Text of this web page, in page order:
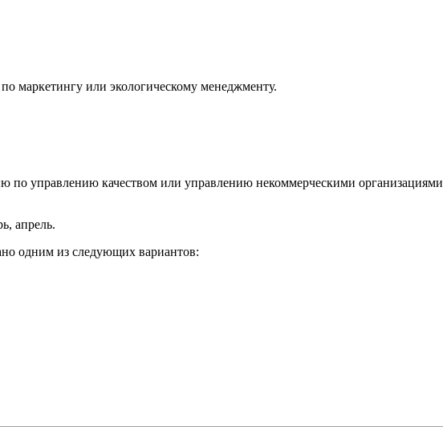
маркетингу или экологическому менеджменту.
по управлению качеством или управлению некоммерческими
апрель.
одним из следующих вариантов: